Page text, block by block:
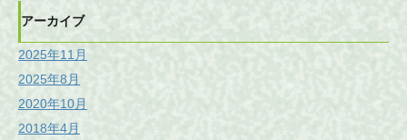
アーカイブ
2025年11月
2025年8月
2020年10月
2018年4月